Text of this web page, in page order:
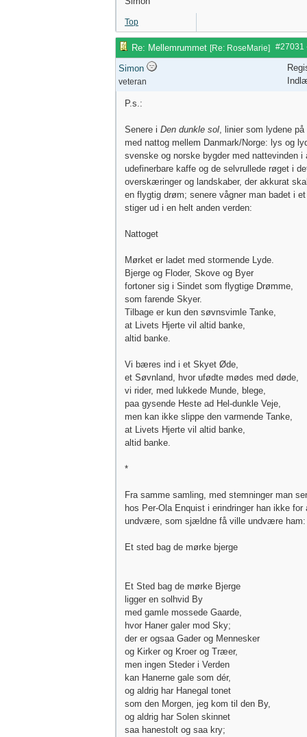
Top
#27031
Re: Mellemrummet [Re: RoseMarie]
Simon
veteran
P.s.:
Senere i Den dunkle sol, linier som lydene
med nattog mellem Danmark/Norge: lys og
svenske og norske bygder med nattevinden i
udefinerbare kaffe og de selvrullede røget i
overskæringer og landskaber, der akkurat
en flygtig drøm; senere vågner man badet i
stiger ud i en helt anden verden:
Nattoget
Mørket er ladet med stormende Lyde.
Bjerge og Floder, Skove og Byer
fortoner sig i Sindet som flygtige Drømme,
som farende Skyer.
Tilbage er kun den søvnsvimle Tanke,
at Livets Hjerte vil altid banke,
altid banke.
Vi bæres ind i et Skyet Øde,
et Søvnland, hvor ufødte mødes med døde,
vi rider, med lukkede Munde, blege,
paa gysende Heste ad Hel-dunkle Veje,
men kan ikke slippe den varmende Tanke,
at Livets Hjerte vil altid banke,
altid banke.
*
Fra samme samling, med stemninger man
hos Per-Ola Enquist i erindringer han ikke
undvære, som sjældne få ville undvære ham:
Et sted bag de mørke bjerge
Et Sted bag de mørke Bjerge
ligger en solhvid By
med gamle mossede Gaarde,
hvor Haner galer mod Sky;
der er ogsaa Gader og Mennesker
og Kirker og Kroer og Træer,
men ingen Steder i Verden
kan Hanerne gale som dér,
og aldrig har Hanegal tonet
som den Morgen, jeg kom til den By,
og aldrig har Solen skinnet
saa hanestolt og saa kry;